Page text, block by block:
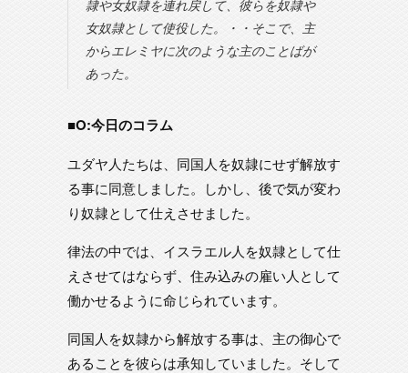
隷や女奴隷を連れ戻して、彼らを奴隷や
女奴隷として使役した。・・そこで、主
からエレミヤに次のような主のことばが
あった。
■O:今日のコラム
ユダヤ人たちは、同国人を奴隷にせず解放す
る事に同意しました。しかし、後で気が変わ
り奴隷として仕えさせました。
律法の中では、イスラエル人を奴隷として仕
えさせてはならず、住み込みの雇い人として
働かせるように命じられています。
同国人を奴隷から解放する事は、主の御心で
あることを彼らは承知していました。そして